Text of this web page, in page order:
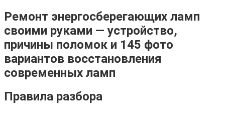
Ремонт энергосберегающих ламп
своими руками — устройство,
причины поломок и 145 фото
вариантов восстановления
современных ламп
Правила разбора